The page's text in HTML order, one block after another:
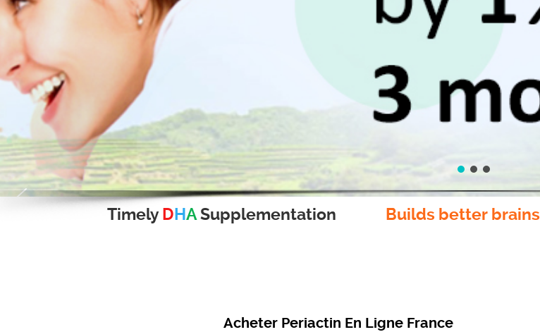
Timely DHASupplementation Builds better brains
Acheter Periactin En Ligne France